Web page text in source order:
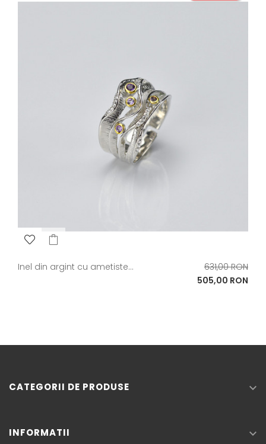
Inel din argint cu ametiste...
Pret
de
631,00 RON
Pret
505,00 RON
CATEGORII DE PRODUSE 
INFORMATII 